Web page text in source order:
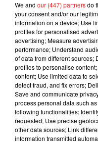
apporté de réponse.
Et pour cause, tous les
peuvent être suivis en
loteries. Ils sont par
nommé par l'Agence des
membre.
Musique
We and our (447) partnersdo
your consent and/or our
information on a device; Use
profiles for personalised
advertising; Measure
performance; Understand
of data from different sources;
profiles to personalise
content; Use limited data to
detect fraud, and fix errors;
Save and communicate
process personal data such
following functionalities:
requested; Use precise
other data sources; Link
information transmitted